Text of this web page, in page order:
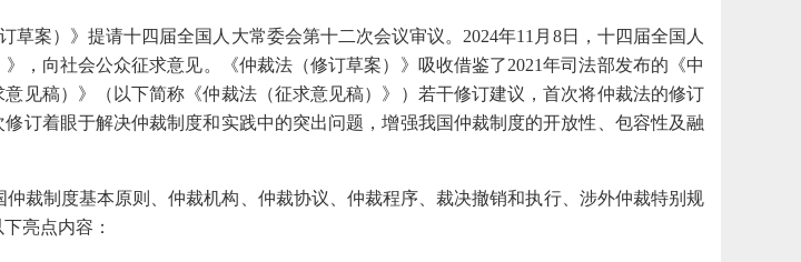
草案）》提请十四届全国人大常委会第十二次会议审议。2024年11月8日，十四届全国人
，向社会公众征求意见。《仲裁法（修订草案）》吸收借鉴了2021年司法部发布的《中
见稿）》（以下简称《仲裁法（征求意见稿）》）若干修订建议，首次将仲裁法的修订
订着眼于解决仲裁制度和实践中的突出问题，增强我国仲裁制度的开放性、包容性及融
仲裁制度基本原则、仲裁机构、仲裁协议、仲裁程序、裁决撤销和执行、涉外仲裁特别规
亮点内容：